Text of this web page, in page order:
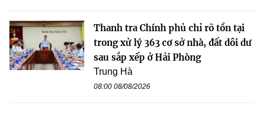
Thanh tra Chính phủ chỉ rõ tồn tại
trong xử lý 363 cơ sở nhà, đất dôi dư
sau sắp xếp ở Hải Phòng
Trung Hà
08:00 08/08/2026